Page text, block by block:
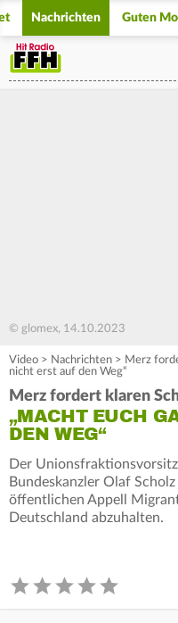
Nachrichten Guten
© glomex, 14.10.2023
Video > Nachrichten > Merz
nicht erst auf den Weg“
Merz fordert klaren
„MACHT EUCH
DEN WEG“
Der
Bundeskanzler Olaf
öffentlichen Appell
Deutschland abzuhalten.